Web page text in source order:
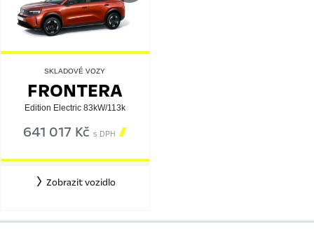
SKLADOVÉ VOZY
FRONTERA
Edition Electric 83kW/113k
641 017 Kčs DPH 
Zobrazit vozidlo